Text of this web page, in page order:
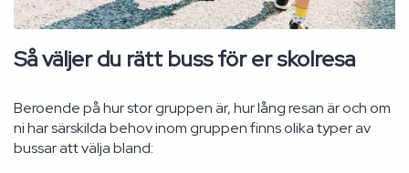
Så väljer du rätt buss för er skolresa
Beroende på hur stor gruppen är, hur lång resan är och om
ni har särskilda behov inom gruppen finns olika typer av
bussar att välja bland: